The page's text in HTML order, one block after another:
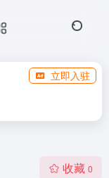
立即入驻
收藏 0